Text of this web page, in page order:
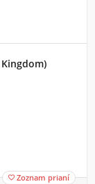
 Zoznam prianí